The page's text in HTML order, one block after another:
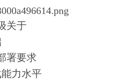
关于
署要求
力水平